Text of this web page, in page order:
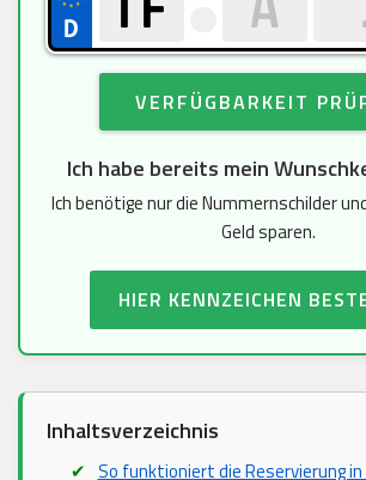
VERFÜGBARKEIT
Ich habe bereits mein
Ich benötige nur die Nummernschilder
Geld sparen.
HIER KENNZEICHEN
Inhaltsverzeichnis
So funktioniert die Reservierung